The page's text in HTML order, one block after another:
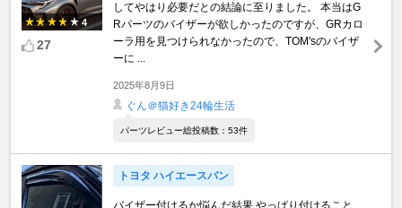
4
27
してやはり必要だとの結論に至りました。 本当はG
Rパーツのバイザーが欲しかったのですが、GRカロ
ーラ用を見つけられなかったので、TOM'sのバイザ
ーに ...
2025年8月9日
ぐん＠猫好き24輪生活
パーツレビュー総投稿数：53件
トヨタ ハイエースバン
バイザー付けるか悩んだ結果 やっぱり付けること